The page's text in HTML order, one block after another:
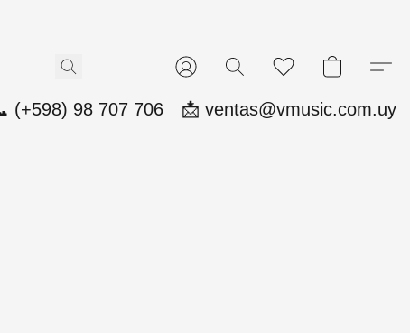
(+598) 98 707 706 📩 ventas@vmusic.com.uy